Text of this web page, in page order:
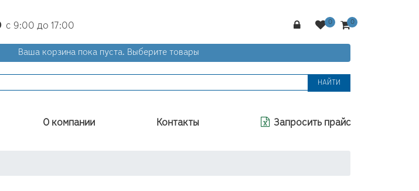
с 9:00 до 17:00
Ваша корзина пока пуста. Выберите товары
НАЙТИ
О компании Контакты Запросить прайс